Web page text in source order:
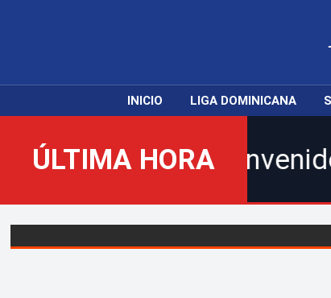
INICIO LIGA DOMINICANA
ÚLTIMA HORA
¡Bienvenidos al